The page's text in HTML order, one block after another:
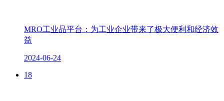
MRO工业品平台：为工业企业带来了极大便利和经济效
益
2024-06-24
18